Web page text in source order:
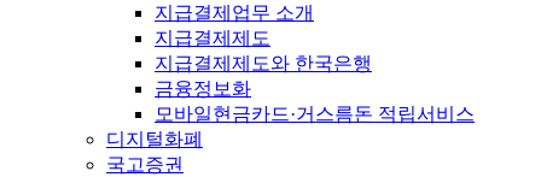
지급결제업무 소개
지급결제제도
지급결제제도와 한국은행
금융정보화
모바일현금카드·거스름돈 적립서비스
디지털화폐
국고증권